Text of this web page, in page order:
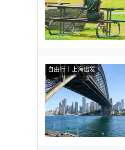
自由行 上海出发